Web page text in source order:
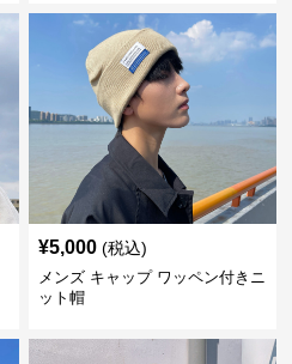
¥5,000 (税込)
メンズ キャップ ワッペン付きニ
ット帽